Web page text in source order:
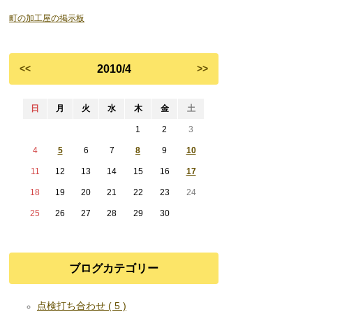
町の加工屋の掲示板
<< 2010/4 >>
日 月 火 水 木 金 土
1 2 3
4 5 6 7 8 9 10
11 12 13 14 15 16 17
18 19 20 21 22 23 24
25 26 27 28 29 30
ブログカテゴリー
点検打ち合わせ ( 5 )